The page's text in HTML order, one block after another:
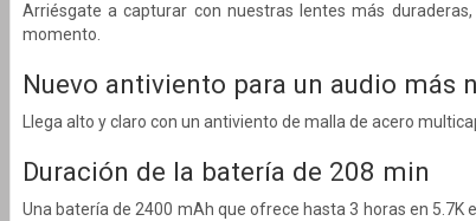
Arriésgate a capturar con nuestras lentes más
momento.
Nuevo antiviento para un audio más
Llega alto y claro con un antiviento de malla de acero
Duración de la batería de 208 min
Una batería de 2400 mAh que ofrece hasta 3 horas en